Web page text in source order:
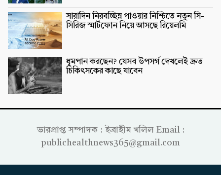
সারাদিন নিরবচ্ছিন্ন পাওয়ার নিশ্চিতে নতুন সি-
সিরিজ স্মার্টফোন নিয়ে আসছে রিয়েলমি
ধূমপান করছেন? যেসব উপসর্গ দেখলেই দ্রুত
চিকিৎসকের কাছে যাবেন
ভারপ্রাপ্ত সম্পাদক : ইব্রাহীম খলিল Email :
publichealthnews365@gmail.com